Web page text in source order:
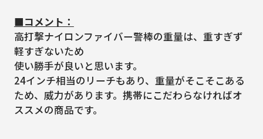
■コメント：
高打撃ナイロンファイバー警棒の重量は、重すぎず
軽すぎないため
使い勝手が良いと思います。
24インチ相当のリーチもあり、重量がそこそこある
ため、威力があります。携帯にこだわらなければオ
ススメの商品です。